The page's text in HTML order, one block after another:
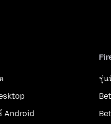
Android
รุ่